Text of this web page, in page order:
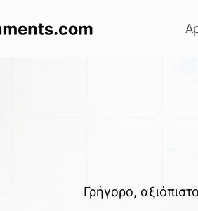
Γρήγορο,